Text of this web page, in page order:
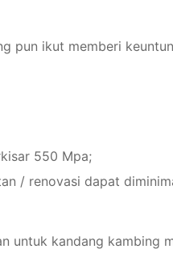
pun ikut memberi
550 Mpa;
/ renovasi dapat
untuk kandang kambing